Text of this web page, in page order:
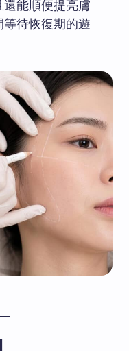
能順便提亮膚
待恢復期的遊